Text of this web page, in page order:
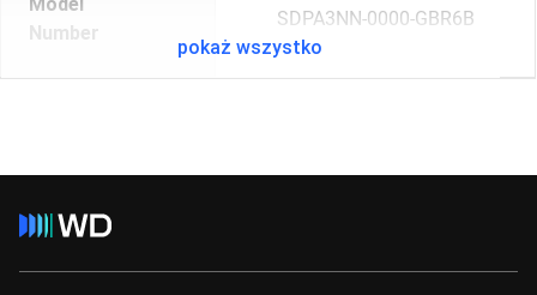
Number
SDPA3NN-0000-GBR6B
pokaż wszystko